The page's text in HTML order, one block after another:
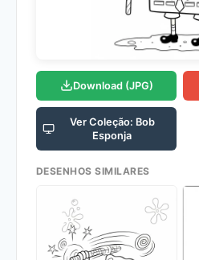
Download (JPG)
Ver Coleção: Bob
Esponja
DESENHOS SIMILARES